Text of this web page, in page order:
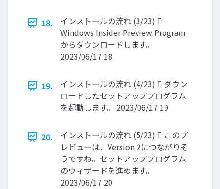
18.
インストールの流れ (3/23) 
Windows Insider Preview Program
からダウンロードします。
2023/06/17 18
19.
インストールの流れ (4/23)  ダウン
ロードしたセットアッププログラム
を起動します。 2023/06/17 19
20.
インストールの流れ (5/23)  このプ
レビューは、Version 2につながりそ
うですね。セットアッププログラム
のウィザードを進めます。
2023/06/17 20